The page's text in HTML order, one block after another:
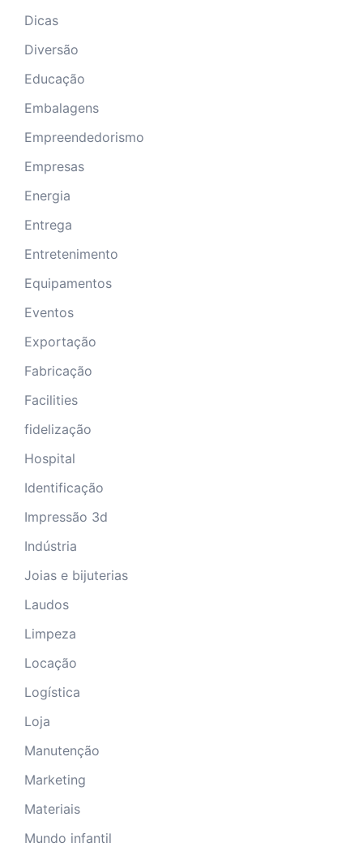
Dicas
Diversão
Educação
Embalagens
Empreendedorismo
Empresas
Energia
Entrega
Entretenimento
Equipamentos
Eventos
Exportação
Fabricação
Facilities
fidelização
Hospital
Identificação
Impressão 3d
Indústria
Joias e bijuterias
Laudos
Limpeza
Locação
Logística
Loja
Manutenção
Marketing
Materiais
Mundo infantil